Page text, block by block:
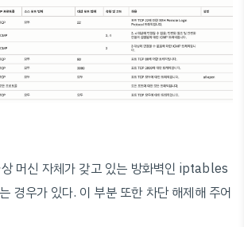
머신 자체가 갖고 있는 방화벽인 iptables
경우가 있다. 이 부분 또한 차단 해제해 주어